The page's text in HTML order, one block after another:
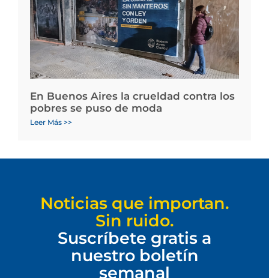
En Buenos Aires la crueldad contra los
pobres se puso de moda
Leer Más >>
Noticias que importan.
Sin ruido.
Suscríbete gratis a
nuestro boletín
semanal